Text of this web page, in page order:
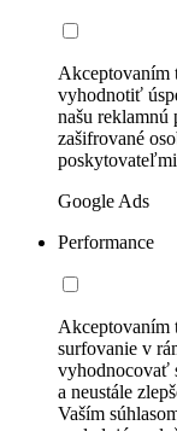
Akceptovaním
vyhodnotiť
našu reklamnú
zašifrované
Google Ads
Performance
Akceptovaním
surfovanie v
vyhodnocovať
a neustále
Vaším